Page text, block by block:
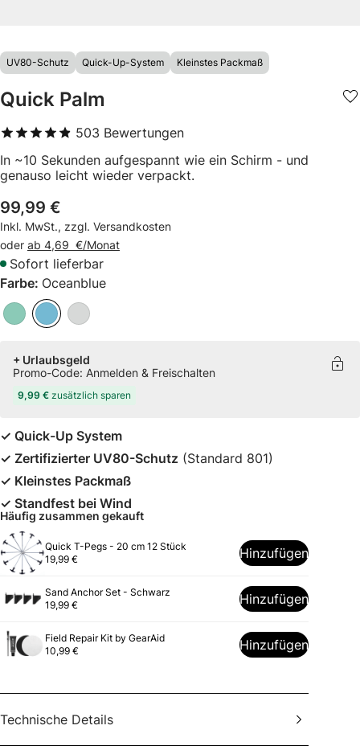
UV80-Schutz Quick-Up-System Kleinstes Packmaß
Quick Palm
4,9von 5 503 Bewertungen
In ~10 Sekunden aufgespannt wie ein Schirm - und
genauso leicht wieder verpackt.
99,99 €
Inkl. MwSt., zzgl. Versandkosten
oder ab 4,69 €/Monat
Sofort lieferbar
Farbe: Oceanblue
+ Urlaubsgeld
Promo-Code: Anmelden & Freischalten
9,99 € zusätzlich sparen
✓ Quick-Up System
✓ Zertifizierter UV80-Schutz (Standard 801)
✓ Kleinstes Packmaß
✓ Standfest bei Wind
Häufig zusammen gekauft
Quick T-Pegs - 20 cm 12 Stück
19,99 €
Hinzufügen
Sand Anchor Set - Schwarz
19,99 €
Hinzufügen
Field Repair Kit by GearAid
10,99 €
Hinzufügen
Technische Details